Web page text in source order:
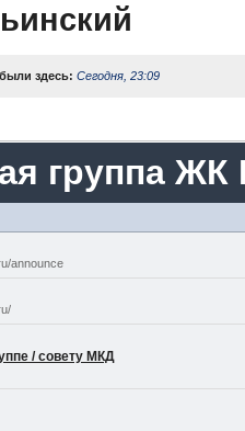
здесь: Сегодня, 23:09
группа ЖК
announce
/ совету МКД